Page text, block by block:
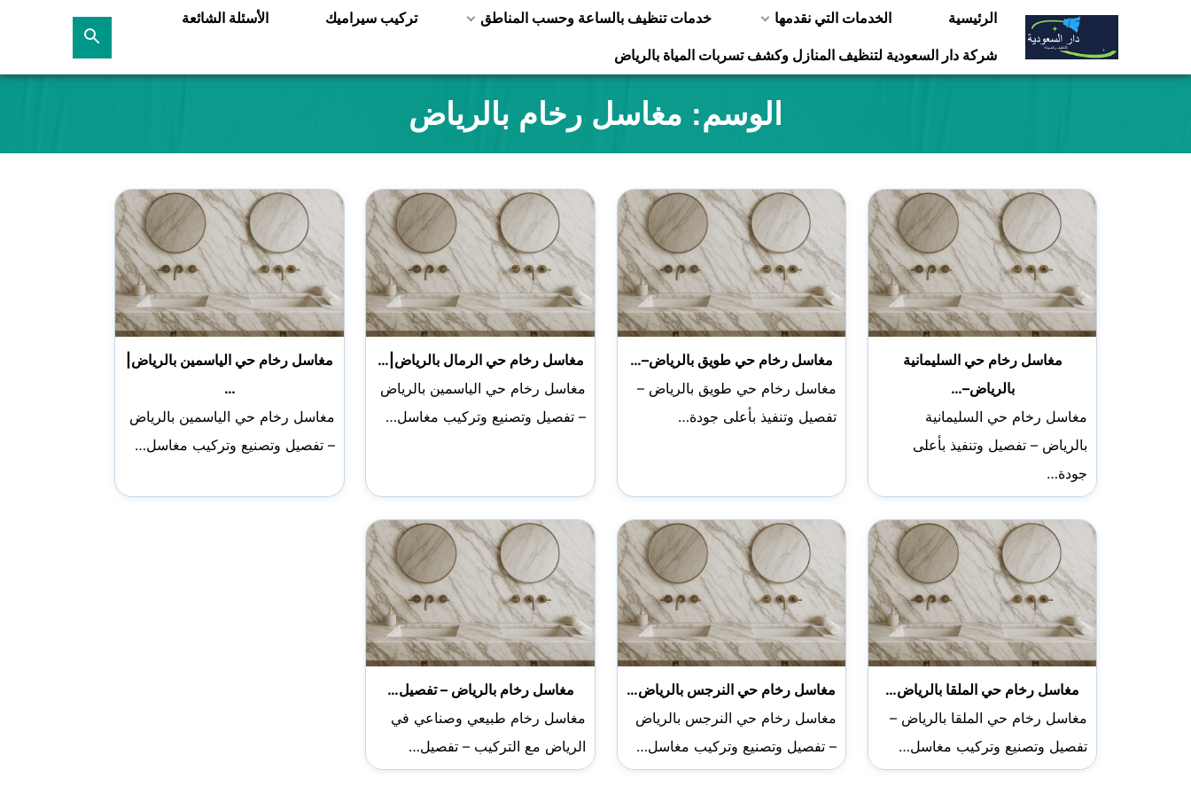
المحتوى
الرئيسية الخدمات التي نقدمها خدمات تنظيف بالساعة وحسب المناطق تركيب سيراميك الأسئلة الشائعة
شركة دار السعودية لتنظيف المنازل وكشف تسربات المياة بالرياض
بحث
الوسم: مغاسل رخام بالرياض
مغاسل رخام حي السليمانية
بالرياض–…
مغاسل رخام حي السليمانية
بالرياض – تفصيل وتنفيذ بأعلى
جودة…
مغاسل رخام حي طويق بالرياض–…
مغاسل رخام حي طويق بالرياض –
تفصيل وتنفيذ بأعلى جودة…
مغاسل رخام حي الرمال بالرياض|…
مغاسل رخام حي الياسمين بالرياض
– تفصيل وتصنيع وتركيب مغاسل…
مغاسل رخام حي الياسمين بالرياض|
…
مغاسل رخام حي الياسمين بالرياض
– تفصيل وتصنيع وتركيب مغاسل…
مغاسل رخام حي الملقا بالرياض…
مغاسل رخام حي الملقا بالرياض –
تفصيل وتصنيع وتركيب مغاسل…
مغاسل رخام حي النرجس بالرياض…
مغاسل رخام حي النرجس بالرياض
– تفصيل وتصنيع وتركيب مغاسل…
مغاسل رخام بالرياض – تفصيل…
مغاسل رخام طبيعي وصناعي في
الرياض مع التركيب – تفصيل…